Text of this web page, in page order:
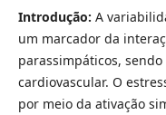
Introdução: A
um marcador da
parassimpáticos,
cardiovascular. O
por meio da ativação